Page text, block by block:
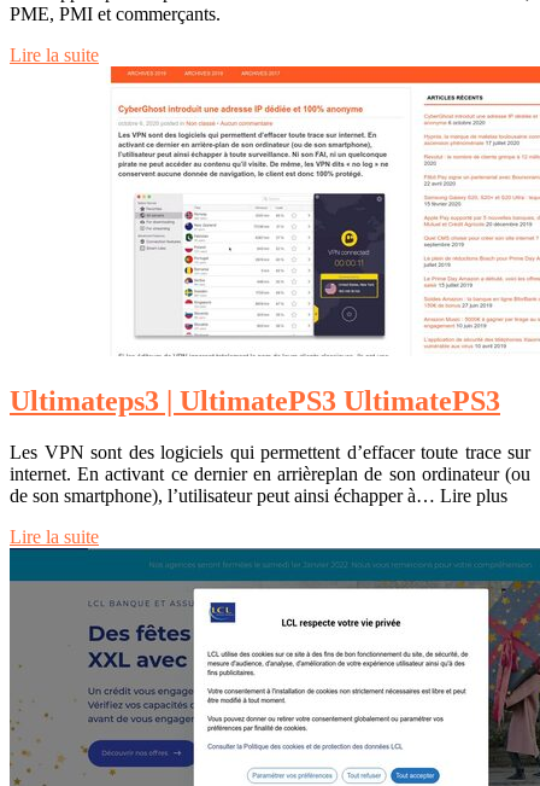
PME, PMI et commerçants.
Lire la suite
Ultimateps3 | UltimatePS3 UltimatePS3
Les VPN sont des logiciels qui permettent d’effacer toute trace sur
internet. En activant ce dernier en arrièreplan de son ordinateur (ou
de son smartphone), l’utilisateur peut ainsi échapper à… Lire plus
Lire la suite